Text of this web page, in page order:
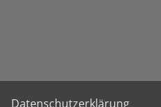
Datenschutzerklärung